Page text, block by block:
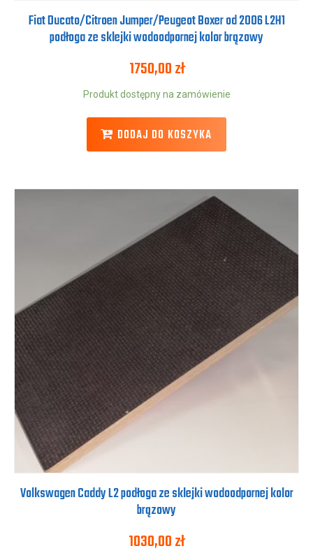
Fiat Ducato/Citroen Jumper/Peugeot Boxer od 2006 L2H1
podłoga ze sklejki wodoodpornej kolor brązowy
1750,00zł
Produkt dostępny na zamówienie
DODAJ DO KOSZYKA
Volkswagen Caddy L2 podłoga ze sklejki wodoodpornej kolor
brązowy
1030,00zł